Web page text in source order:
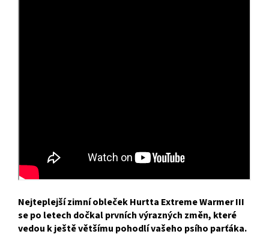
Nejteplejší zimní obleček Hurtta Extreme Warmer III
se po letech dočkal prvních výrazných změn, které
vedou k ještě většímu pohodlí vašeho psího parťáka.